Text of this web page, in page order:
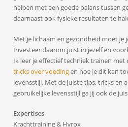
helpen met een goede balans tussen
daarnaast ook fysieke resultaten te
Met je lichaam en gezondheid moet je
Investeer daarom juist in jezelf en
Ik leer je effectief techniek trainen met
tricks over voedingen hoe je dit kan
levensstijl. Met de juiste tips, tricks en
gebruikelijke levensstijl ga jij ook de
Expertises
Krachttraining & Hyrox